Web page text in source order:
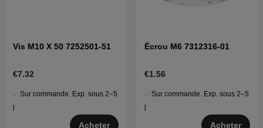
Vis M10 X 50 7252501-51
€7.32
Sur commande. Exp. sous 2–5
j
Acheter
Écrou M6 7312316-01
€1.56
Sur commande. Exp. sous 2–5
j
Acheter